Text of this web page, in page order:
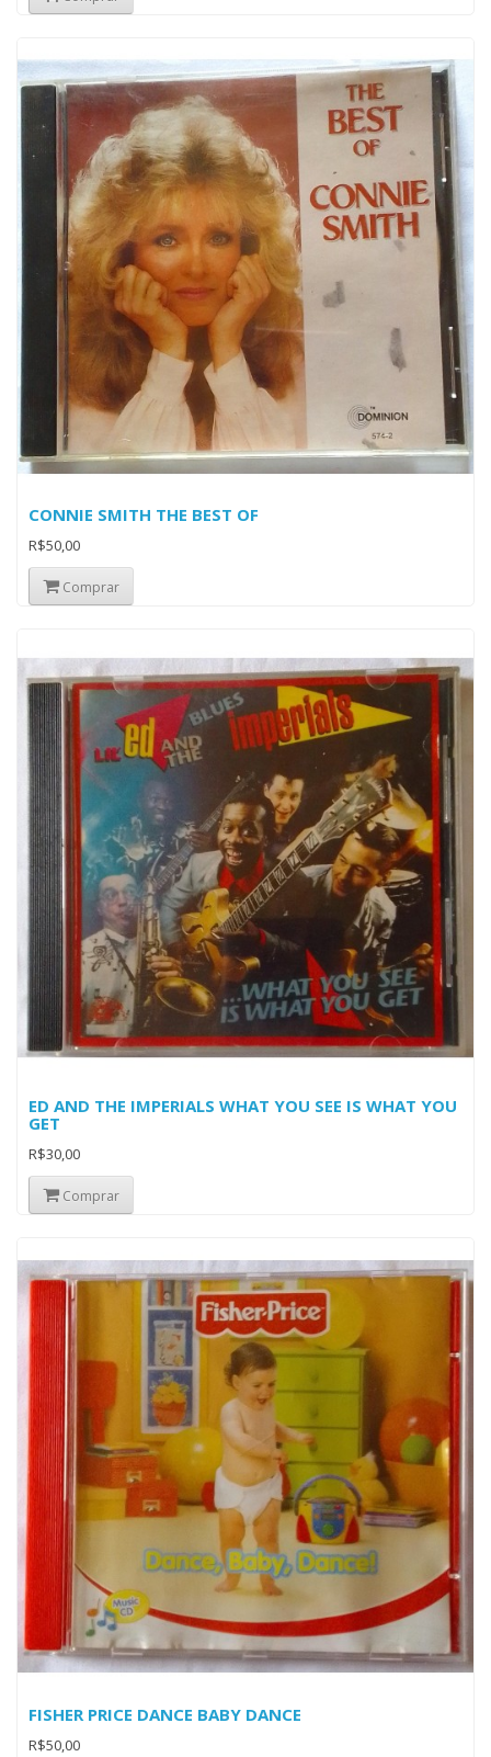
CONNIE SMITH THE BEST OF
R$50,00
Comprar
ED AND THE IMPERIALS WHAT YOU SEE IS WHAT YOU
GET
R$30,00
Comprar
FISHER PRICE DANCE BABY DANCE
R$50,00